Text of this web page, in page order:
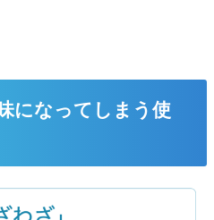
になってしまう使